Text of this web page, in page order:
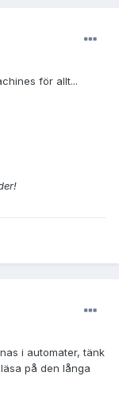
för allt...
i automater, tänk
på den långa